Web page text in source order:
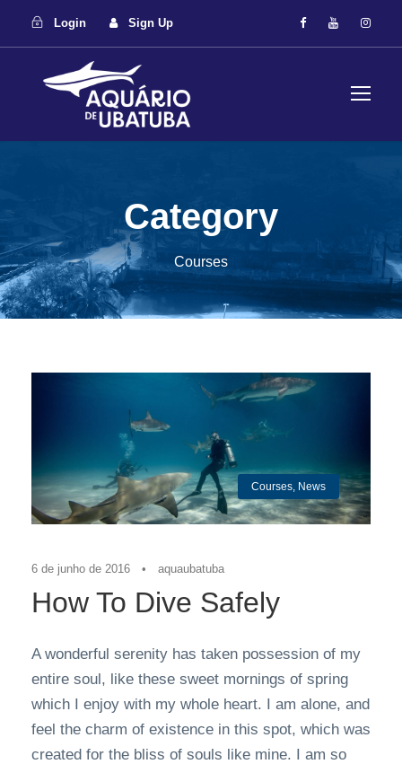
Login Sign Up
Category
Courses
Courses News
6 de junho de 2016 • aquaubatuba
How To Dive Safely
A wonderful serenity has taken possession of my
entire soul, like these sweet mornings of spring
which I enjoy with my whole heart. I am alone, and
feel the charm of existence in this spot, which was
created for the bliss of souls like mine. I am so